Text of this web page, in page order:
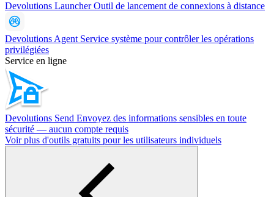
Devolutions LauncherOutil de lancement de connexions à distance
Devolutions Agent Service système pour contrôler les opérations
privilégiées
Service en ligne
Devolutions Send Envoyez des informations sensibles en toute
sécurité — aucun compte requis
Voir plus d'outils gratuits pour les utilisateurs individuels